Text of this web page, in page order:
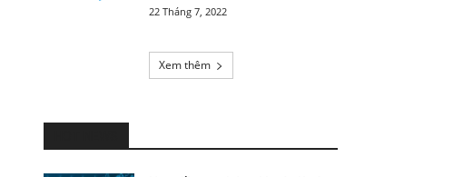
22 Tháng 7, 2022
Xem thêm